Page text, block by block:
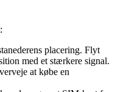
placering. Flyt
med et stærkere signal.
at købe en